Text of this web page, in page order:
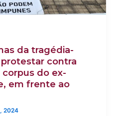
da tragédia-
contra
do ex-
em frente ao
2024